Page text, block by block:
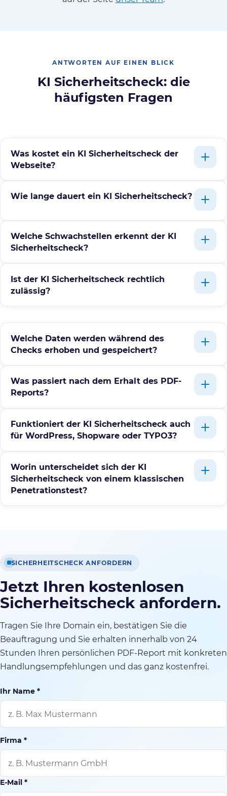
ANTWORTEN AUF EINEN BLICK
KI Sicherheitscheck: die
häufigsten Fragen
Was kostet ein KI Sicherheitscheck der
Webseite?
Wie lange dauert ein KI Sicherheitscheck?
Welche Schwachstellen erkennt der KI
Sicherheitscheck?
Ist der KI Sicherheitscheck rechtlich
zulässig?
Welche Daten werden während des
Checks erhoben und gespeichert?
Was passiert nach dem Erhalt des PDF-
Reports?
Funktioniert der KI Sicherheitscheck auch
für WordPress, Shopware oder TYPO3?
Worin unterscheidet sich der KI
Sicherheitscheck von einem klassischen
Penetrationstest?
SICHERHEITSCHECK ANFORDERN
Jetzt Ihren kostenlosen
Sicherheitscheck anfordern.
Tragen Sie Ihre Domain ein, bestätigen Sie die
Beauftragung und Sie erhalten innerhalb von 24
Stunden Ihren persönlichen PDF-Report mit konkreten
Handlungsempfehlungen und das ganz kostenfrei.
Ihr Name *
Firma *
E-Mail *